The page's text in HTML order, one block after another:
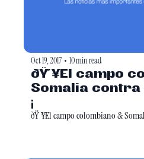
Oct 19, 2017 • 10 min read
ðŸ ̃¥El campo
Somalia contra
̃¡
ðŸ ̃¥El campo colombiano &